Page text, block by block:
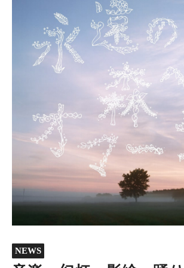
FREE SCHOOL
STORE
MESSAGE
EVENT
DESIGN
DISCOVERY
COLUMN
320
NEWS